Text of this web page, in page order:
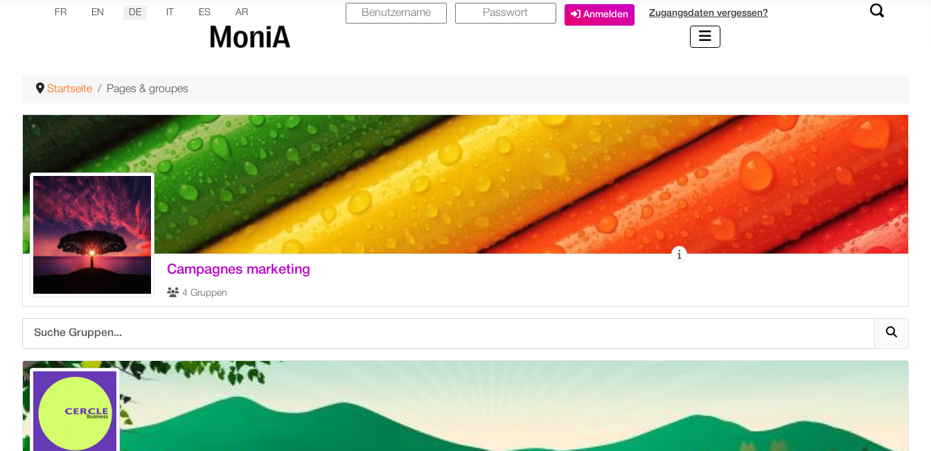
Sprache auswählen
FR EN DE ES AR Anmelden Zugangsdaten vergessen?
Startseite Pages & groupes
Campagnes marketing
4 Gruppen